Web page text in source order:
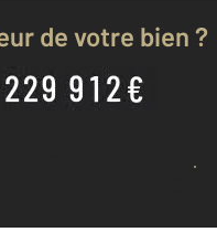
de votre bien ?